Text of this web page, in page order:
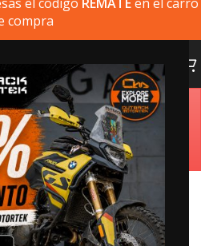
compra
producto que busca no está
directamente en